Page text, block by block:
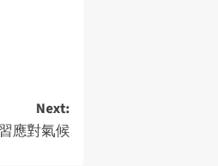
Next:
應對氣候